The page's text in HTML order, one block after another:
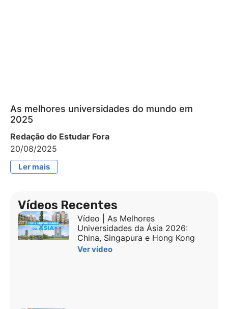
As melhores universidades do mundo em
2025
Redação do Estudar Fora
20/08/2025
Ler mais
Vídeos Recentes
Vídeo | As Melhores
Universidades da Ásia 2026:
China, Singapura e Hong Kong
Ver vídeo